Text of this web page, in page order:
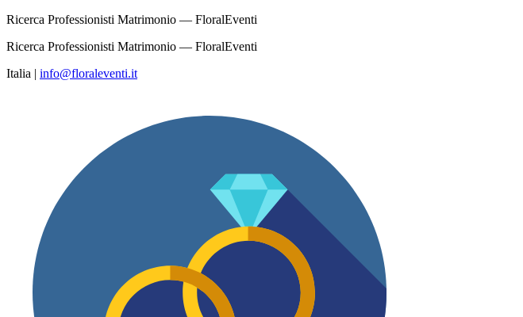
Ricerca Professionisti Matrimonio — FloralEventi
Ricerca Professionisti Matrimonio — FloralEventi
Italia | info@floraleventi.it